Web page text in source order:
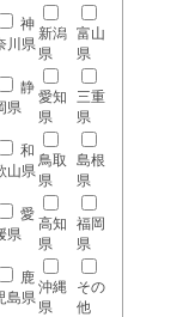
神
川県
新潟
県
富山
県
静
県
愛知
県
三重
県
和
山県
鳥取
県
島根
県
愛
県
高知
県
福岡
県
鹿
島県
沖縄
県
その
他